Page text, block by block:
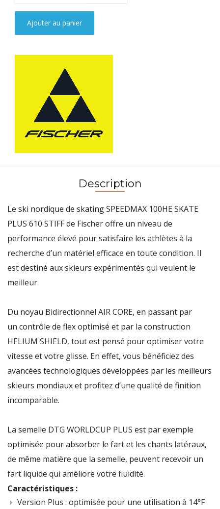
Ajouter au panier
Description
Le ski nordique de skating SPEEDMAX 100HE SKATE
PLUS 610 STIFFde Fischeroffre un niveau de
performance élevé pour satisfaire les athlètes à la
recherche d’un matériel efficace en toute condition. Il
estdestiné aux skieurs expérimentés qui veulent le
meilleur.
Du noyau Bidirectionnel AIR CORE, en passant par
un contrôle de flex optimisé et par la construction
HELIUM SHIELD, tout est pensé pour optimiser votre
vitesse et votre glisse. En effet, vous bénéficiez des
avancées technologiques développées par les meilleurs
skieurs mondiaux et profitez d’une qualité de finition
incomparable.
La semelle DTG WORLDCUP PLUS est par exemple
optimisée pour absorber le fart et les chants latéraux,
de même matière que la semelle, peuvent recevoir un
fart liquide qui améliore votre fluidité.
Caractéristiques :
Version Plus : optimisée pour une utilisation à 14°F